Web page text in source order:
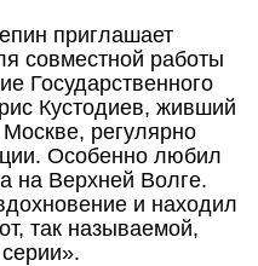
приглашает
совместной работы
Государственного
Кустодиев, живший
регулярно
Особенно любил
на Верхней Волге.
и находил
так называемой,